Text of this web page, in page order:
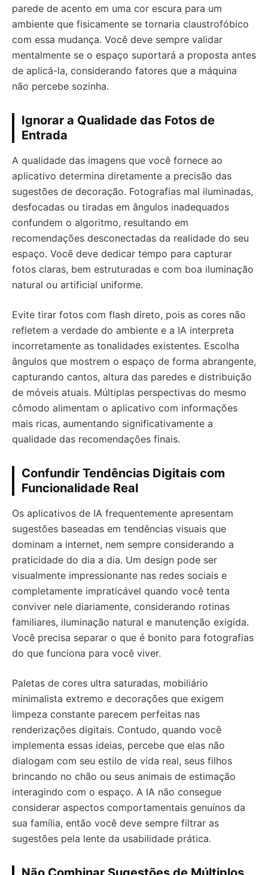
parede de acento em uma cor escura para um
ambiente que fisicamente se tornaria claustrofóbico
com essa mudança. Você deve sempre validar
mentalmente se o espaço suportará a proposta antes
de aplicá-la, considerando fatores que a máquina
não percebe sozinha.
Ignorar a Qualidade das Fotos de
Entrada
A qualidade das imagens que você fornece ao
aplicativo determina diretamente a precisão das
sugestões de decoração. Fotografias mal iluminadas,
desfocadas ou tiradas em ângulos inadequados
confundem o algoritmo, resultando em
recomendações desconectadas da realidade do seu
espaço. Você deve dedicar tempo para capturar
fotos claras, bem estruturadas e com boa iluminação
natural ou artificial uniforme.
Evite tirar fotos com flash direto, pois as cores não
refletem a verdade do ambiente e a IA interpreta
incorretamente as tonalidades existentes. Escolha
ângulos que mostrem o espaço de forma abrangente,
capturando cantos, altura das paredes e distribuição
de móveis atuais. Múltiplas perspectivas do mesmo
cômodo alimentam o aplicativo com informações
mais ricas, aumentando significativamente a
qualidade das recomendações finais.
Confundir Tendências Digitais com
Funcionalidade Real
Os aplicativos de IA frequentemente apresentam
sugestões baseadas em tendências visuais que
dominam a internet, nem sempre considerando a
praticidade do dia a dia. Um design pode ser
visualmente impressionante nas redes sociais e
completamente impraticável quando você tenta
conviver nele diariamente, considerando rotinas
familiares, iluminação natural e manutenção exigida.
Você precisa separar o que é bonito para fotografias
do que funciona para você viver.
Paletas de cores ultra saturadas, mobiliário
minimalista extremo e decorações que exigem
limpeza constante parecem perfeitas nas
renderizações digitais. Contudo, quando você
implementa essas ideias, percebe que elas não
dialogam com seu estilo de vida real, seus filhos
brincando no chão ou seus animais de estimação
interagindo com o espaço. A IA não consegue
considerar aspectos comportamentais genuínos da
sua família, então você deve sempre filtrar as
sugestões pela lente da usabilidade prática.